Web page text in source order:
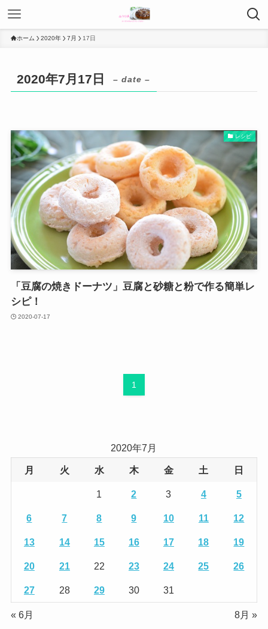
ホーム 2020年 7月 17日
2020年7月17日 – date –
レシピ
「豆腐の焼きドーナツ」豆腐と砂糖と粉で作る簡単レ
シピ！
2020-07-17
1
2020年7月
月 火 水 木 金 土 日
1 2 3 4 5
6 7 8 9 10 11 12
13 14 15 16 17 18 19
20 21 22 23 24 25 26
27 28 29 30 31
« 6月 8月 »